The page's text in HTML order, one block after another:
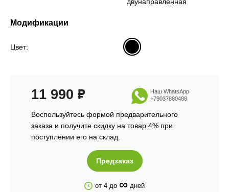
Модификации
Цвет:
11 990 ₽
Воспользуйтесь формой предварительного
заказа и получите скидку на товар 4% при
поступлении его на склад.
Наш WhatsApp
+79037880488
Предзаказ
от 4 до ∞ дней